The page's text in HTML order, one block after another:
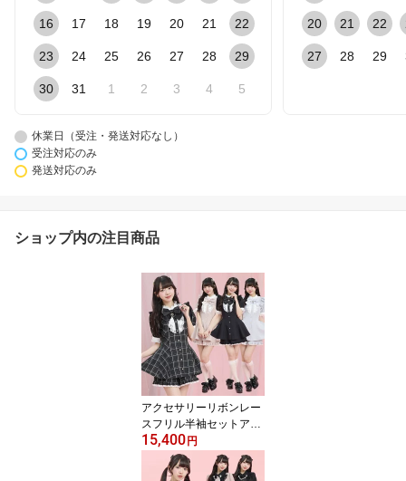
16 17 18 19 20 21 22
23 24 25 26 27 28 29
30 31 1 2 3 4 5
20 21 22
27 28 29
休業日（受注・発送対応なし）
受注対応のみ
発送対応のみ
ショップ内の注目商品
アクセサリーリボンレー
スフリル半袖セットアッ
プ5/2 12:00 ピンク再入
荷4/10 12:00 販売スター
トsecrethoney シーク
15,400円